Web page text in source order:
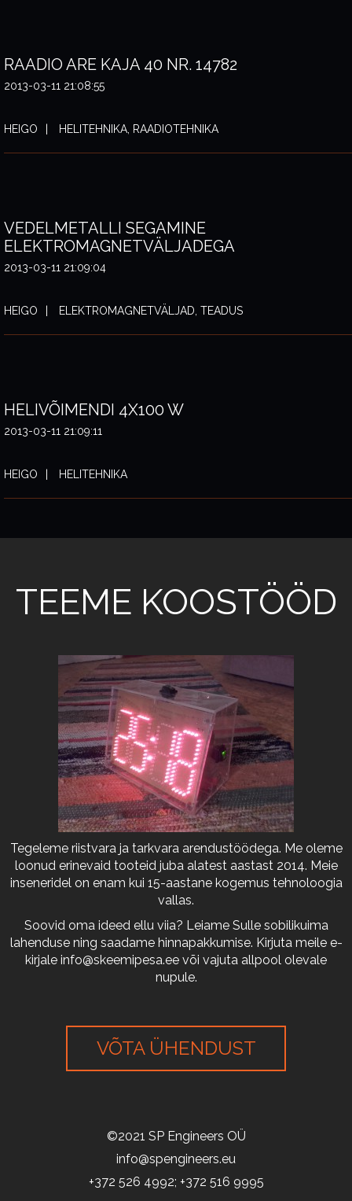
RAADIO ARE KAJA 40 NR. 14782
2013-03-11 21:08:55
HEIGO HELITEHNIKA, RAADIOTEHNIKA
VEDELMETALLI SEGAMINE
ELEKTROMAGNETVÄLJADEGA
2013-03-11 21:09:04
HEIGO ELEKTROMAGNETVÄLJAD, TEADUS
HELIVÕIMENDI 4X100 W
2013-03-11 21:09:11
HEIGO HELITEHNIKA
TEEME KOOSTÖÖD
Tegeleme riistvara ja tarkvara arendustöödega. Me oleme
loonud erinevaid tooteid juba alatest aastast 2014. Meie
inseneridel on enam kui 15-aastane kogemus tehnoloogia
vallas.
Soovid oma ideed ellu viia? Leiame Sulle sobilikuima
lahenduse ning saadame hinnapakkumise. Kirjuta meile e-
kirjale info@skeemipesa.ee või vajuta allpool olevale
nupule.
VÕTA ÜHENDUST
©2021 SP Engineers OÜ
info@spengineers.eu
+372 526 4992; +372 516 9995